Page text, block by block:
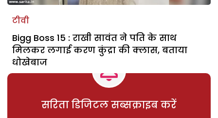
टीवी
Bigg Boss 15 : राखी सावंत ने पति के साथ
मिलकर लगाई करण कुंद्रा की क्लास, बताया
धोखेबाज
सरिता डिजिटल सब्सक्राइब करें